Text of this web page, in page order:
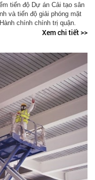
tiến độ Dự án Cải tạo sân
và tiến độ giải phóng mặt
chính chính trị quận.
Xem chi tiết >>